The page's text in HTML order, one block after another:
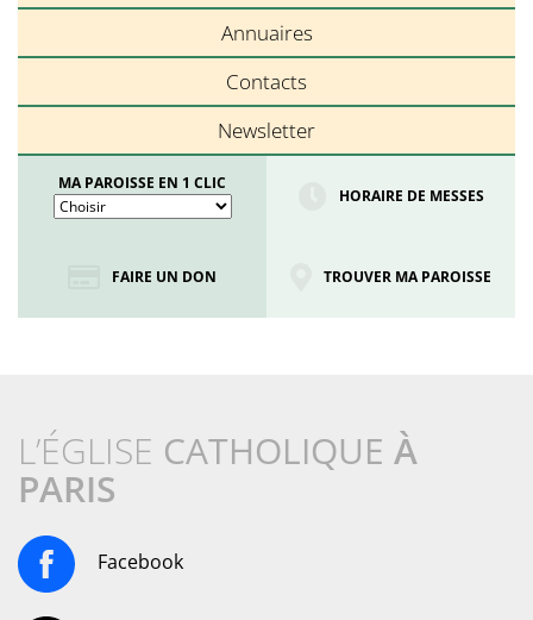
Annuaires
Contacts
Newsletter
MA PAROISSE EN 1 CLIC
HORAIRE DE MESSES
FAIRE UN DON TROUVER MA PAROISSE
L’ÉGLISE CATHOLIQUE À
PARIS
Facebook